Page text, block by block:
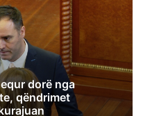
dorë nga
qëndrimet